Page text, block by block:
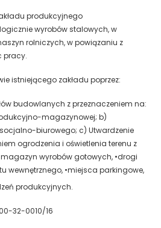
produkcyjnego
wyrobów stalowych, w
rolniczych, w powiązaniu z
pracy.
istniejącego zakładu poprzez:
budowlanych z przeznaczeniem na:
magazynowej; b)
biurowego; c) Utwardzenie
ogrodzenia i oświetlenia terenu z
wyrobów gotowych, •drogi
wewnętrznego, •miejsca parkingowe,
produkcyjnych.
32-0010/16